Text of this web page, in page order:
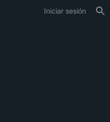
Iniciar sesión